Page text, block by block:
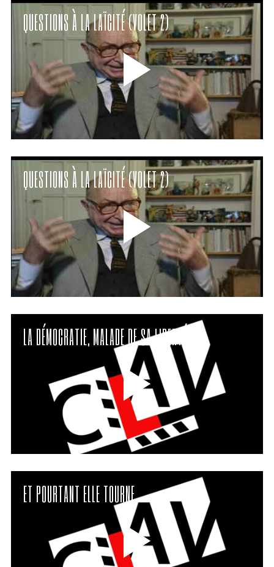
QUESTIONS À LA LAÏCITÉ (VOLET 2)
QUESTIONS À LA LAÏCITÉ (VOLET 2)
LA DÉMOCRATIE, MALADE DE SA LIBERTÉ
ET POURTANT ELLE TOURNE